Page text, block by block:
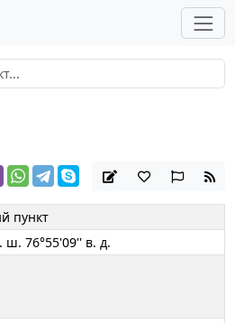
пункт
ш. 76°55'09'' в. д.